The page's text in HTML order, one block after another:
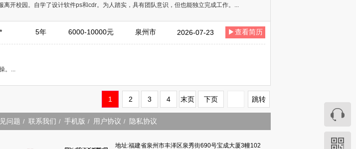
开校园。自学了设计软件ps和cdr。为人踏实，具有团队意识，但也能独立完成工作。...
5年 6000-10000元 泉州市 2026-07-23 ▶查看简历
。...
1 2 3 4 末页 下页 跳转
问题 / 联系我们 / 手机版 / 用户协议 / 隐私协议
地址:福建省泉州市丰泽区泉秀街690号宝成大厦3幢102